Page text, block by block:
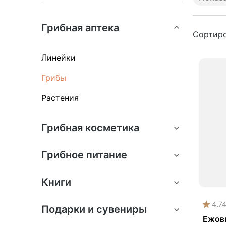
Anti
4.74
Грибная аптека
Линейки
Грибы
Растения
Грибная косметика
Грибное питание
Книги
Подарки и сувениры